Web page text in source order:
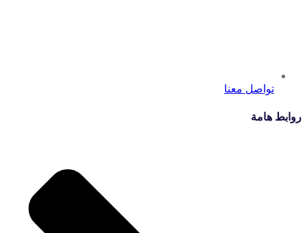
تواصل معنا
روابط هامة